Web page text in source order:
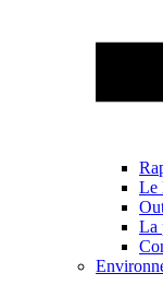
Le
La